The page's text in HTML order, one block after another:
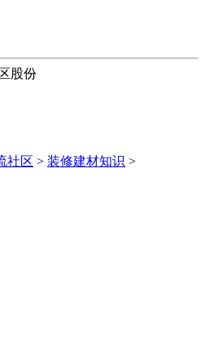
股份
社区 > 装修建材知识 >